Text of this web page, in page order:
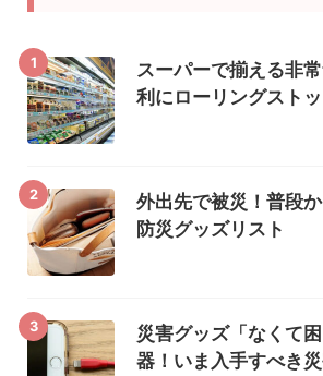
1
スーパーで揃える非
利にローリングスト
2
外出先で被災！普段
防災グッズリスト
3
災害グッズ「なくて
器！いま入手すべき